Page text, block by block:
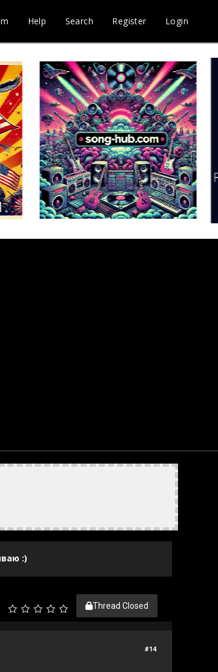
Help Search Register Login
:)
Thread Closed
#14